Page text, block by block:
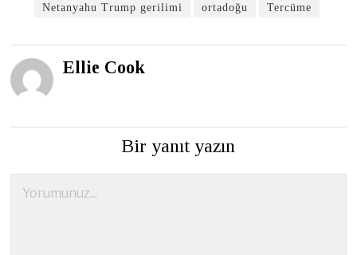
Netanyahu Trump gerilimi
ortadoğu Tercüme
Ellie Cook
Bir yanıt yazın